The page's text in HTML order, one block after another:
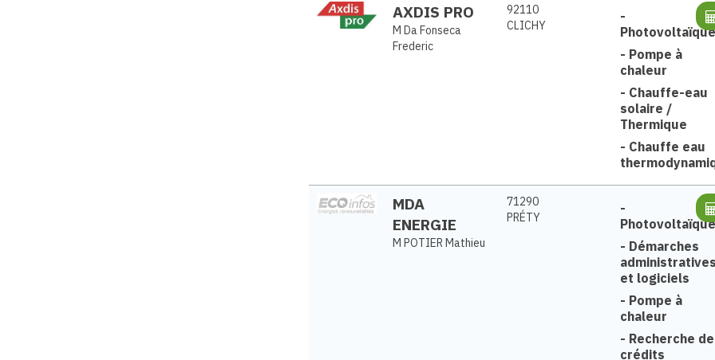
AXDIS PRO
M Da Fonseca
Frederic
92110
CLICHY
-
Photovoltaïque
- Pompe à
chaleur
- Chauffe-eau
solaire /
Thermique
- Chauffe eau
MDA
ENERGIE
M POTIER Mathieu
71290
PRÉTY
-
Photovoltaïque
- Démarches
administratives
et logiciels
- Pompe à
chaleur
- Recherche de
crédits